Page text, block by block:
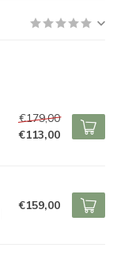
€179,00
€113,00
€159,00